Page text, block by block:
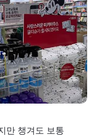
만 챙겨도 보통